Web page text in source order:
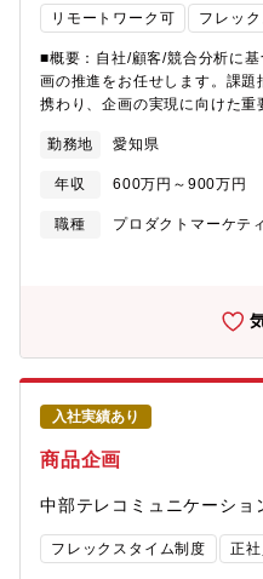
形で進める。緊急性と重要度
いては、顧客・販売会社の要
門、製造、営業、マーケティ
検討、価格確認、スケジュー
現化を進める。メール問い合
決を図る。また、出張による
新商品の売上・在庫状況につ
析し、課題があれば販売企画
有・報告することで、チーム
投入～販売支援～技術サポート
グ（市場・顧客情報）をつなぎ
全体への波及効果（仕組み化・
ト・営業技術のいずれかの実
リモートワーク可 フレッ
■概要：自社/顧客/競合分析に
画の推進をお任せします。課
携わり、企画の実現に向けた
を用いたBtoBマーケティング
ータ収集・整理による強み/弱
とにした開発テーマの抽出お
・新しい自動車内装や電子関
歓迎★■配属先：【インテリア
まで関われる裁量の大きなポ
を出しやすい雰囲気が特徴で
ライフバランスも取りやすい
析をもとに事業の方向性を描
める方、プレゼン力や分析スキ
す。
勤務地 愛知県
年収 600万円～900万円
職種
プロダクトマーケテ
入社実績あり
商品企画
中部テレコミュニケーショ
フレックスタイム制度 正社